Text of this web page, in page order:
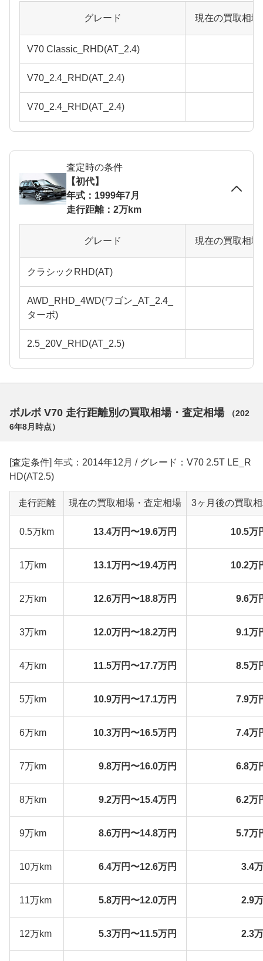
グレード 現在の買取相
V70 Classic_RHD(AT_2.4)
V70_2.4_RHD(AT_2.4)
V70_2.4_RHD(AT_2.4)
査定時の条件
【初代】
年式：1999年7月
走行距離：2万km
グレード 現在の買取相
クラシックRHD(AT)
AWD_RHD_4WD(ワゴン_AT_2.4_
ターボ)
2.5_20V_RHD(AT_2.5)
ボルボ V70 走行距離別の買取相場・査定相場 （202
6年8月 時点）
[査定条件] 年式：2014年12月 / グレード：V70 2.5T LE_R
HD(AT2.5)
走行距離 現在の買取相場・査定相場 3ヶ月後の買取
0.5万km 13.4万円〜19.6万円 10.5万
1万km 13.1万円〜19.4万円 10.2万
2万km 12.6万円〜18.8万円 9.6万
3万km 12.0万円〜18.2万円 9.1万
4万km 11.5万円〜17.7万円 8.5万
5万km 10.9万円〜17.1万円 7.9万
6万km 10.3万円〜16.5万円 7.4万
7万km 9.8万円〜16.0万円 6.8万
8万km 9.2万円〜15.4万円 6.2万
9万km 8.6万円〜14.8万円 5.7万
10万km 6.4万円〜12.6万円 3.4
11万km 5.8万円〜12.0万円 2.9
12万km 5.3万円〜11.5万円 2.3